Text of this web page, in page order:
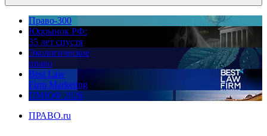
Право-300
Юррынок РФ:
35 лет спустя
Экологическое
право
Best Law
Firm Marketing
ПМЮФ 2026
ПРАВО.ru